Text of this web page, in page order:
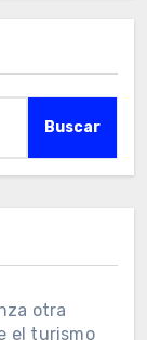
Buscar
otra
el turismo